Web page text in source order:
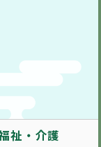
祉・介護